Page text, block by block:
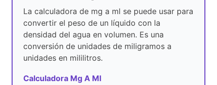
La calculadora de mg a ml se puede usar para
convertir el peso de un líquido con la
densidad del agua en volumen. Es una
conversión de unidades de miligramos a
unidades en mililitros.
Calculadora Mg A Ml